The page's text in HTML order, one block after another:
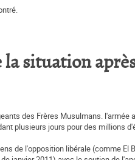
situation
des Frères Musulmans.
plusieurs jours pour des millions
de l'opposition libérale (comme